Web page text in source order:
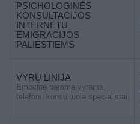
PSICHOLOGINĖS
KONSULTACIJOS
INTERNETU
EMIGRACIJOS
PALIESTIEMS
VYRŲ LINIJA
Emocinė parama vyrams,
telefonu konsultuoja specialistai